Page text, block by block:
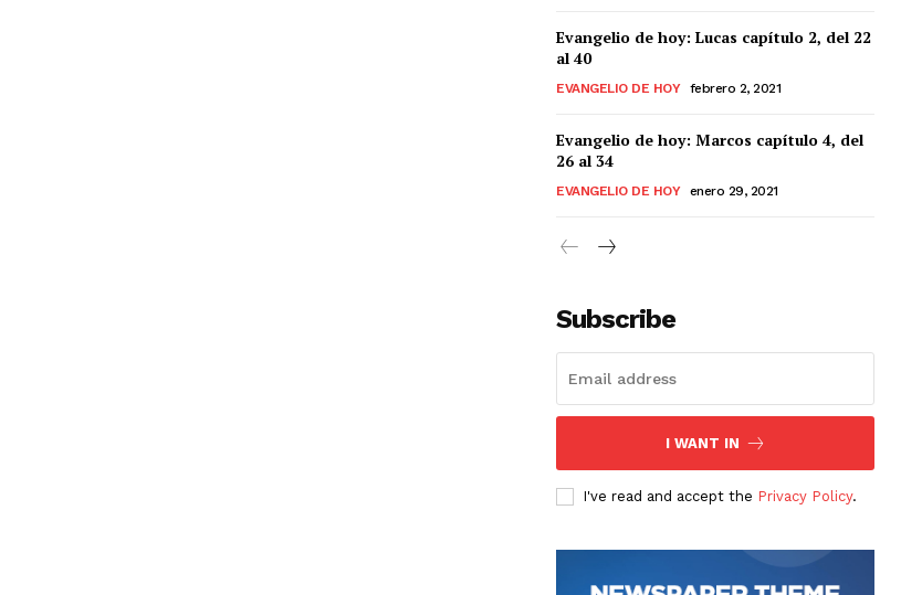
Evangelio de hoy: Lucas capítulo 2, del 22
al 40
EVANGELIO DE HOY febrero 2, 2021
Evangelio de hoy: Marcos capítulo 4, del
26 al 34
EVANGELIO DE HOY enero 29, 2021
Subscribe
I WANT IN
I've read and accept the Privacy Policy.